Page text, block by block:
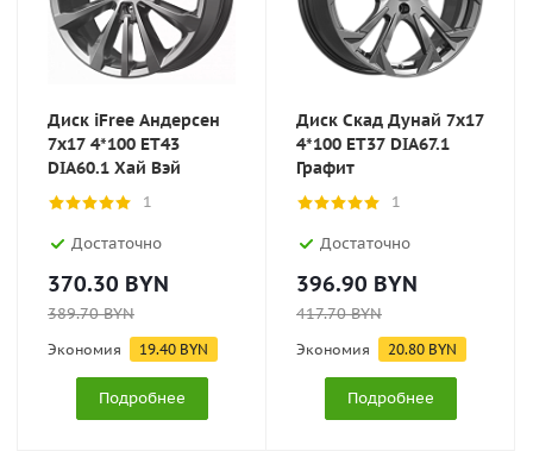
Диск iFree Андерсен
7x17 4*100 ET43
DIA60.1 Хай Вэй
1
Достаточно
370.30 BYN
389.70BYN
Экономия 19.40 BYN
Подробнее
Диск Скад Дунай 7x17
4*100 ET37 DIA67.1
Графит
1
Достаточно
396.90 BYN
417.70BYN
Экономия 20.80 BYN
Подробнее